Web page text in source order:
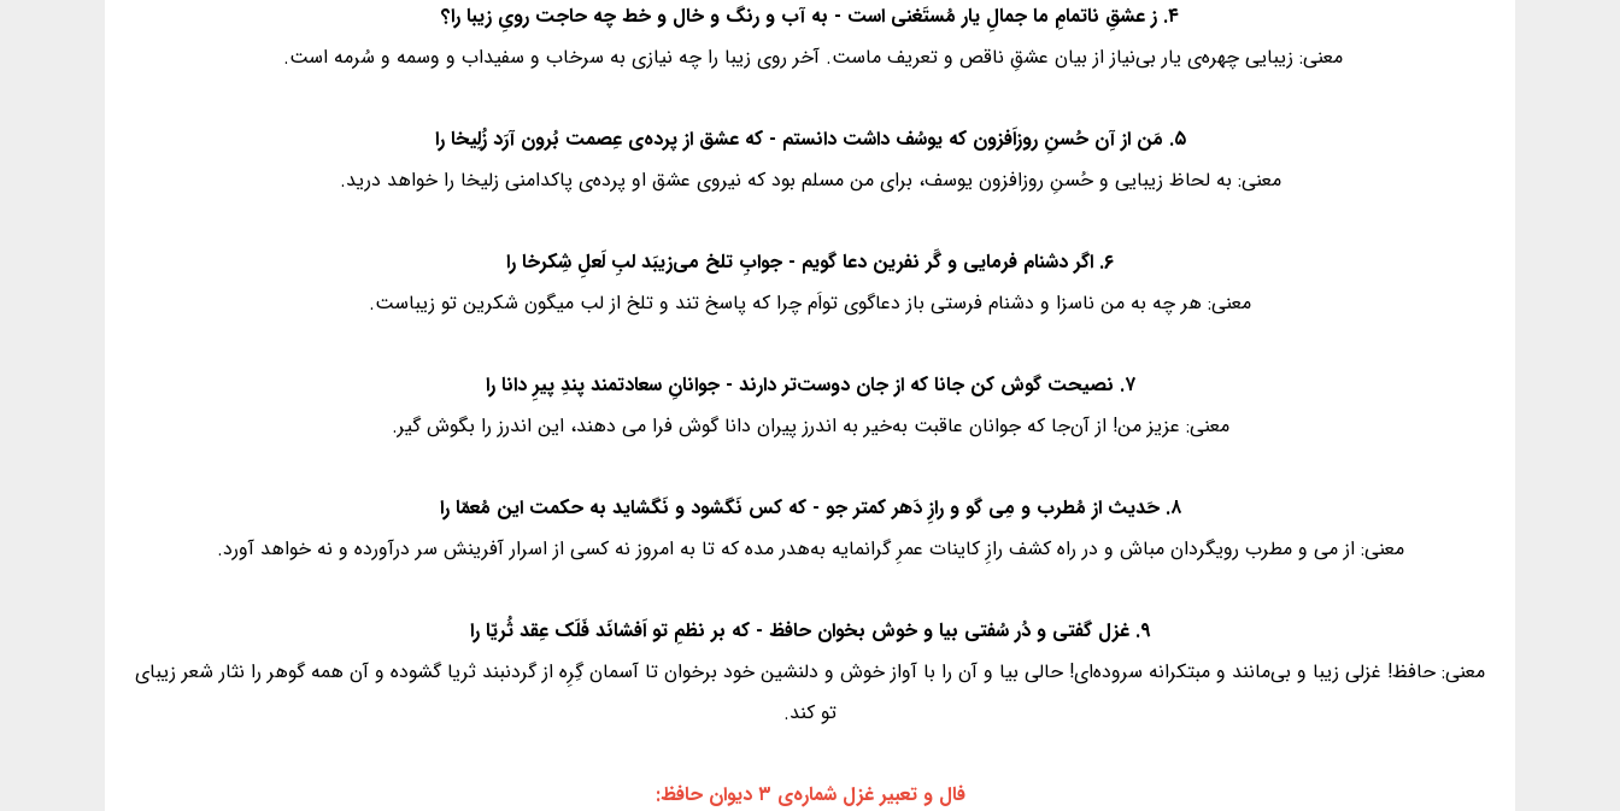
۴. ز عشقِ ناتمامِ ما جمالِ یار مُستَغنی‌ است - به آب و رنگ و خال و خط چه حاجت رویِ زیبا را؟
معنی: زیبایی چهره‌ی یار بی‌نیاز از بیان عشقِ ناقص و تعریف ماست. آخر روی زیبا را چه نیازی به سرخاب و سفیداب و وسمه و سُرمه است.
۵. مَن از آن حُسنِ روزاَفزون که یوسُف داشت دانستم - که عشق از پرده‌ی عِصمت بُرون آرَد زُلِیخا را
معنی: به لحاظ زیبایی و حُسنِ روزافزون یوسف، برای من مسلم بود که نیروی عشق او پرده‌ی پاکدامنی زلیخا را خواهد درید.
۶. اگر دشنام فرمایی و گَر نفرین دعا گویم - جوابِ تلخ می‌زیبَد لبِ لَعلِ شِکرخا را
معنی: هر چه به من ناسزا و دشنام فرستی باز دعاگوی تواَم چرا که پاسخ تند و تلخ از لب میگون شکرین تو زیباست.
۷. نصیحت گوش کن جانا که از جان دوست‌تر دارند - جوانانِ سعادتمند پندِ پیرِ دانا را
معنی: عزیز من! از آن‌جا که جوانان عاقبت به‌خیر به اندرز پیران دانا گوش فرا می دهند، این اندرز را بگوش گیر.
۸. حَدیث از مُطرب و مِی گو و رازِ دَهر کمتر جو - که کس نَگشود و نَگشاید به حکمت این مُعمّا را
معنی: از می و مطرب رویگردان مباش و در راه کشف رازِ کاینات عمرِ گرانمایه به‌هدر مده که تا به امروز نه کسی از اسرار آفرینش سر درآورده و نه خواهد آورد.
۹. غزل گفتی و دُر سُفتی بیا و خوش بخوان حافظ - که بر نظمِ تو اَفشانَد فَلَک عِقد ثُریّا را
معنی: حافظ! غزلی زیبا و بی‌مانند و مبتکرانه سروده‌ای! حالی بیا و آن را با آواز خوش و دلنشین خود برخوان تا آسمان گِرِه از گردنبند ثریا گشوده و آن همه گوهر را نثار شعر زیبای
تو کند.
فال و تعبیر غزل شماره‌ی ۳ دیوان حافظ: